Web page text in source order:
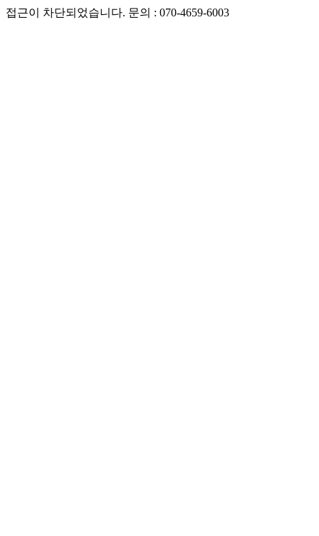
접근이 차단되었습니다. 문의 : 070-4659-6003